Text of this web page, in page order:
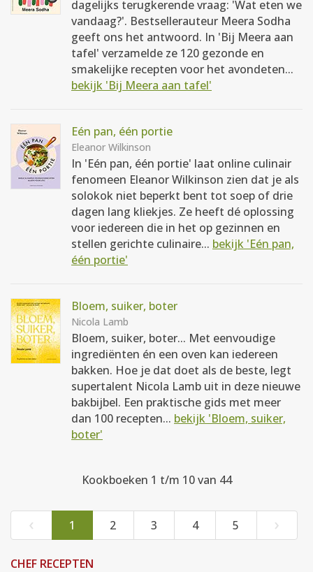
dagelijks terugkerende vraag: 'Wat eten we
vandaag?'. Bestsellerauteur Meera Sodha
geeft ons het antwoord. In 'Bij Meera aan
tafel' verzamelde ze 120 gezonde en
smakelijke recepten voor het avondeten...
bekijk 'Bij Meera aan tafel'
Eén pan, één portie
Eleanor Wilkinson
In 'Eén pan, één portie' laat online culinair
fenomeen Eleanor Wilkinson zien dat je als
solokok niet beperkt bent tot soep of drie
dagen lang kliekjes. Ze heeft dé oplossing
voor iedereen die in het op gezinnen en
stellen gerichte culinaire... bekijk 'Eén pan,
één portie'
Bloem, suiker, boter
Nicola Lamb
Bloem, suiker, boter... Met eenvoudige
ingrediënten én een oven kan iedereen
bakken. Hoe je dat doet als de beste, legt
supertalent Nicola Lamb uit in deze nieuwe
bakbijbel. Een praktische gids met meer
dan 100 recepten... bekijk 'Bloem, suiker,
boter'
Kookboeken 1 t/m 10 van 44
‹ 1 2 3 4 5 ›
CHEF RECEPTEN